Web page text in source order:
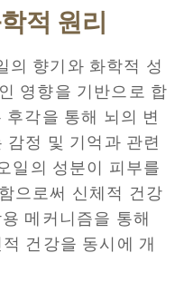
적 원리
의 향기와 화학적 성
영향을 기반으로 합
각을 통해 뇌의 변
정 및 기억과 관련
일의 성분이 피부를
으로써 신체적 건강
메커니즘을 통해
건강을 동시에 개